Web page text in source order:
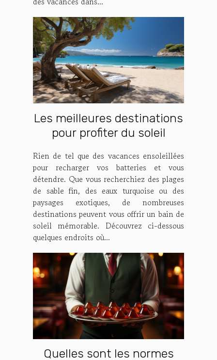
Les meilleures destinations
pour profiter du soleil
Rien de tel que des vacances ensoleillées
pour recharger vos batteries et vous
détendre. Que vous recherchiez des plages
de sable fin, des eaux turquoise ou des
paysages exotiques, de nombreuses
destinations peuvent vous offrir un bain de
soleil mémorable. Découvrez ci-dessous
quelques endroits où...
Quelles sont les normes